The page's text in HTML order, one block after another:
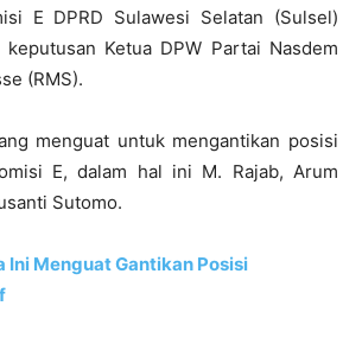
E DPRD Sulawesi Selatan (Sulsel)
Ketua DPW Partai Nasdem
(RMS).
menguat untuk mengantikan posisi
E, dalam hal ini M. Rajab, Arum
Sutomo.
Ini Menguat Gantikan Posisi